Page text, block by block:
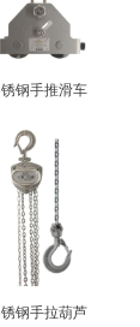
钢手推滑车
钢手拉葫芦